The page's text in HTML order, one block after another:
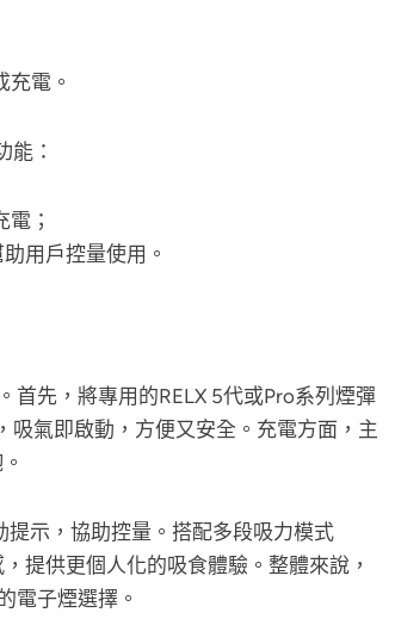
電。
能：
；
用戶控量使用。
首先，將專用的RELX 5代或Pro系列煙彈
氣即啟動，方便又安全。充電方面，主
提示，協助控量。搭配多段吸力模式
提供更個人化的吸食體驗。整體來說，
電子煙選擇。